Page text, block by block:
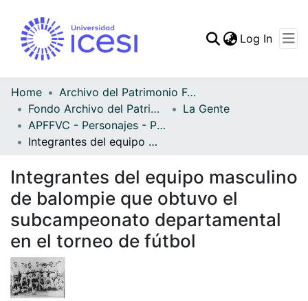
Statistics
Log In
Home
Archivo del Patrimonio Fotográfico y Fílmico del Valle del Cauca
Fondo Archivo del Patrimonio Fotográfico y Fílmico del Valle del Cauca
La Gente
APFFVC - Personajes - Patrimonial
Integrantes del equipo masculino de balompie que obtuvo el subcampeonato departamental en el torneo de fútbol
Integrantes del equipo masculino
de balompie que obtuvo el
subcampeonato departamental
en el torneo de fútbol